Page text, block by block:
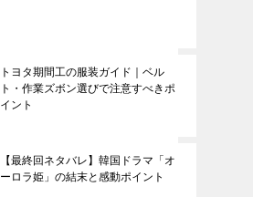
トヨタ期間工の服装ガイド｜ベル
ト・作業ズボン選びで注意すべきポ
イント
【最終回ネタバレ】韓国ドラマ「オ
ーロラ姫」の結末と感動ポイント